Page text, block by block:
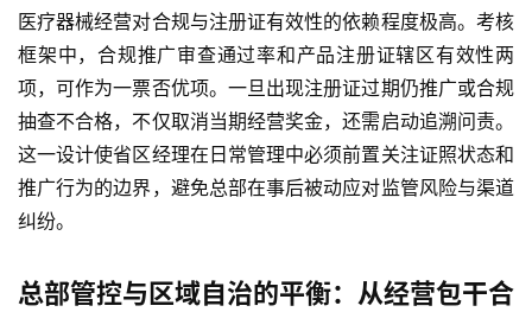
医疗器械经营对合规与注册证有效性的依赖程度极高。考核
框架中，合规推广审查通过率和产品注册证辖区有效性两
项，可作为一票否优项。一旦出现注册证过期仍推广或合规
抽查不合格，不仅取消当期经营奖金，还需启动追溯问责。
这一设计使省区经理在日常管理中必须前置关注证照状态和
推广行为的边界，避免总部在事后被动应对监管风险与渠道
纠纷。
总部管控与区域自治的平衡：从经营包干合